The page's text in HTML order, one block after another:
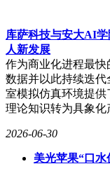
库萨科技与安大AI
人新发展
作为商业化进程最
数据并以此持续迭
室模拟仿真环境提
理论知识转为具象
2026-06-30
美光苹果“口